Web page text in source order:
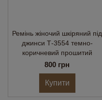
Ремінь жіночий шкіряний під
джинси Т-3554 темно-
коричневий прошитий
800 грн
Купити